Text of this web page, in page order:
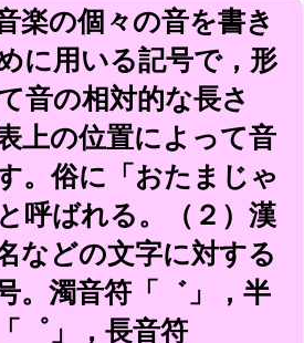
楽の個々の音を書き
に用いる記号で，形
音の相対的な長さ
上の位置によって音
。俗に「おたまじゃ
呼ばれる。（２）漢
などの文字に対する
。濁音符「゛」，半
゜」，長音符